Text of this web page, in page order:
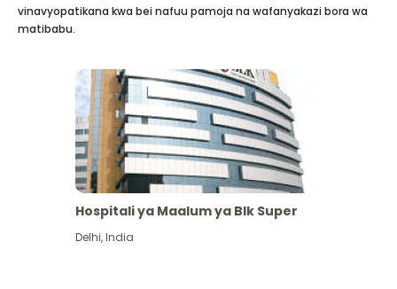
vinavyopatikana kwa bei nafuu pamoja na wafanyakazi bora wa
matibabu.
Hospitali ya Maalum ya Blk Super
Delhi,India